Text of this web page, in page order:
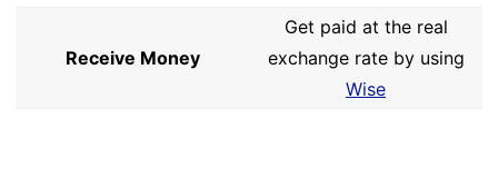
Receive Money
Get paid at the real
exchange rate by using
Wise